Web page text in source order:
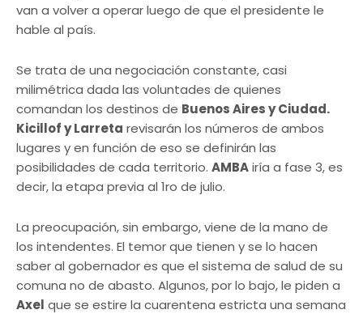
van a volver a operar luego de que el presidente le
hable al país.
Se trata de una negociación constante, casi
milimétrica dada las voluntades de quienes
comandan los destinos de Buenos Aires y Ciudad.
Kicillof y Larreta revisarán los números de ambos
lugares y en función de eso se definirán las
posibilidades de cada territorio. AMBAiría a fase 3, es
decir, la etapa previa al 1ro de julio.
La preocupación, sin embargo, viene de la mano de
los intendentes. El temor que tienen y se lo hacen
saber al gobernador es que el sistema de salud de su
comuna no de abasto. Algunos, por lo bajo, le piden a
Axel que se estire la cuarentena estricta una semana